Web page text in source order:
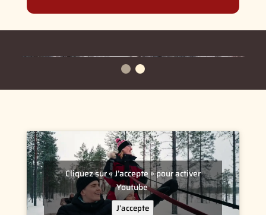
Cliquez sur « J’accepte » pour activer
Youtube
J’accepte